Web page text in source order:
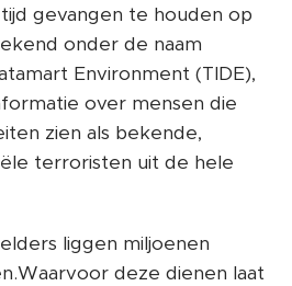
gevangen te houden op
onder de naam
Environment (TIDE),
over mensen die
zien als bekende,
terroristen uit de hele
liggen miljoenen
deze dienen laat